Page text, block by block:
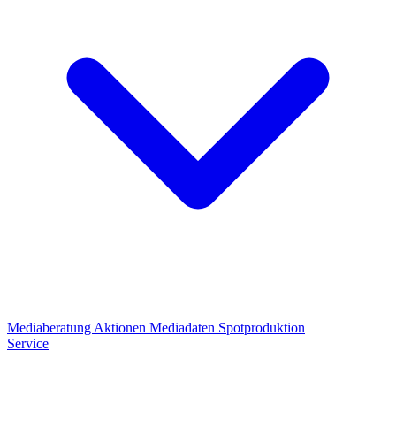
Mediaberatung Aktionen Mediadaten Spotproduktion
Service